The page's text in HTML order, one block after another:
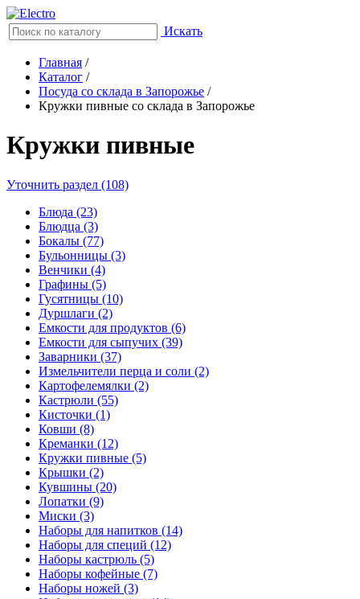
Искать
Главная /
Каталог /
Посуда со склада в Запорожье /
Кружки пивные со склада в Запорожье
Кружки пивные
Уточнить раздел (108)
Блюда (23)
Блюдца (3)
Бокалы (77)
Бульонницы (3)
Венчики (4)
Графины (5)
Гусятницы (10)
Дуршлаги (2)
Емкости для продуктов (6)
Емкости для сыпучих (39)
Заварники (37)
Измельчители перца и соли (2)
Картофелемялки (2)
Кастрюли (55)
Кисточки (1)
Ковши (8)
Креманки (12)
Кружки пивные (5)
Крышки (2)
Кувшины (20)
Лопатки (9)
Миски (3)
Наборы для напитков (14)
Наборы для специй (12)
Наборы кастрюль (5)
Наборы кофейные (7)
Наборы ножей (3)